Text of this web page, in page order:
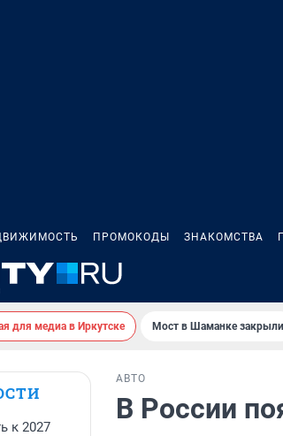
ПРОМОКОДЫ ЗНАКОМСТВА
для медиа в Иркутске Мост в Шаманке закрыли
к 2027
АВТО
В России